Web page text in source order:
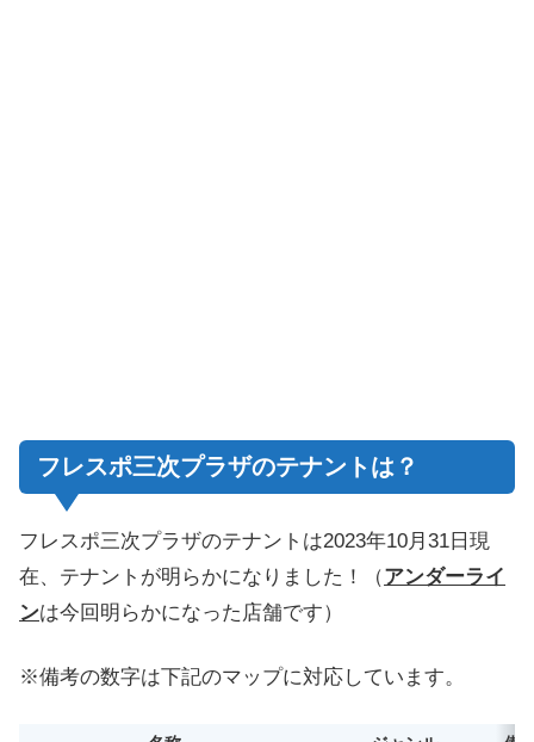
フレスポ三次プラザのテナントは？
フレスポ三次プラザのテナントは2023年10月31日現
在、テナントが明らかになりました！（アンダーライ
ンは今回明らかになった店舗です）
※備考の数字は下記のマップに対応しています。